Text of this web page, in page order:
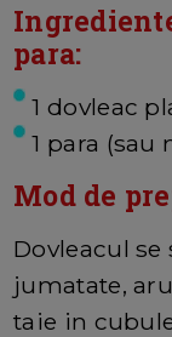
para:
1 dovleac
1 para (sau
Mod de
Dovleacul se
jumatate,
taie in